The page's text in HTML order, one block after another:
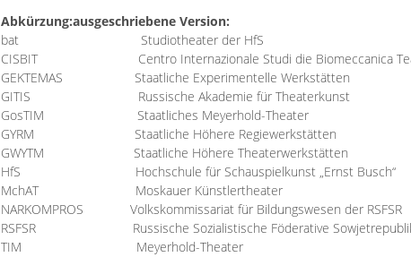
Abkürzung:ausgeschriebene Version:
bat
Studiotheater der HfS
CISBIT
Centro Internazionale Studi die Biomeccanica
GEKTEMAS
Staatliche Experimentelle Werkstätten
GITIS
Russische Akademie für Theaterkunst
GosTIM
Staatliches Meyerhold-Theater
GYRM
Staatliche Höhere Regiewerkstätten
GWYTM
Staatliche Höhere Theaterwerkstätten
HfS
Hochschule für Schauspielkunst „Ernst Busch“
MchAT
Moskauer Künstlertheater
NARKOMPROS
Volkskommissariat für Bildungswesen der RSFSR
RSFSR
Russische Sozialistische Föderative
TIM Meyerhold-Theater